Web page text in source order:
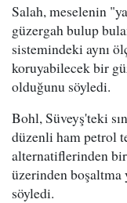
Salah, meselenin
güzergah bulup
sistemindeki aynı
koruyabilecek bir
olduğunu söyledi.
Bohl, Süveyş'teki
düzenli ham petrol
alternatiflerinden
üzerinden boşaltma
söyledi.